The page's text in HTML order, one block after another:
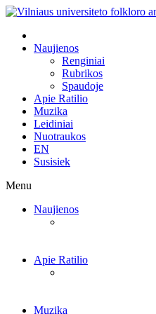
Naujienos
Renginiai
Rubrikos
Spaudoje
Apie Ratilio
Muzika
Leidiniai
Nuotraukos
EN
Susisiek
Menu
Naujienos
Apie Ratilio
Muzika